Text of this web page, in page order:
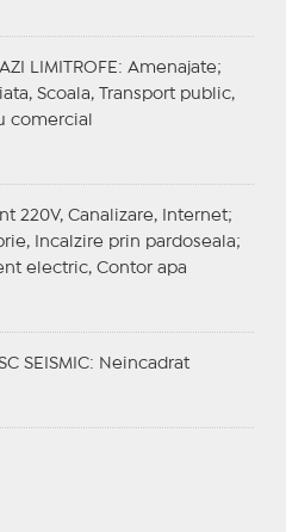
LIMITROFE : Amenajate;
Scoala, Transport public,
comercial
220V, Canalizare, Internet;
Incalzire prin pardoseala;
electric, Contor apa
SEISMIC: Neincadrat